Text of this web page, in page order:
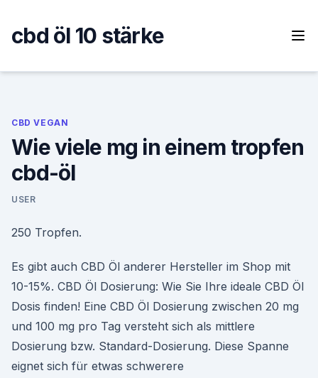
content
cbd öl 10 stärke
CBD VEGAN
Wie viele mg in einem tropfen
cbd-öl
USER
250 Tropfen.
Es gibt auch CBD Öl anderer Hersteller im Shop mit
10-15%. CBD Öl Dosierung: Wie Sie Ihre ideale CBD Öl
Dosis finden! Eine CBD Öl Dosierung zwischen 20 mg
und 100 mg pro Tag versteht sich als mittlere
Dosierung bzw. Standard-Dosierung. Diese Spanne
eignet sich für etwas schwerere